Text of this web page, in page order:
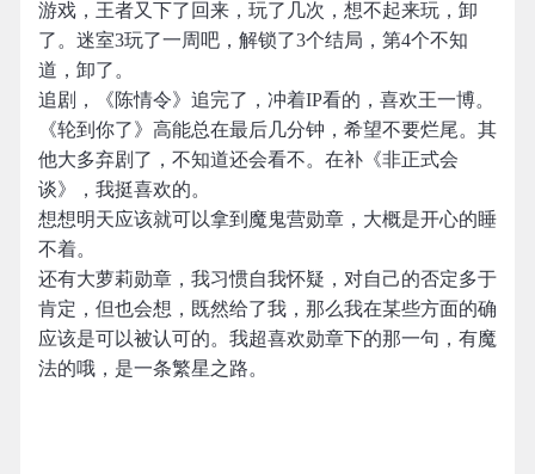
游戏，王者又下了回来，玩了几次，想不起来玩，卸
了。迷室3玩了一周吧，解锁了3个结局，第4个不知
道，卸了。
追剧，《陈情令》追完了，冲着IP看的，喜欢王一博。
《轮到你了》高能总在最后几分钟，希望不要烂尾。其
他大多弃剧了，不知道还会看不。在补《非正式会
谈》，我挺喜欢的。
想想明天应该就可以拿到魔鬼营勋章，大概是开心的睡
不着。
还有大萝莉勋章，我习惯自我怀疑，对自己的否定多于
肯定，但也会想，既然给了我，那么我在某些方面的确
应该是可以被认可的。我超喜欢勋章下的那一句，有魔
法的哦，是一条繁星之路。